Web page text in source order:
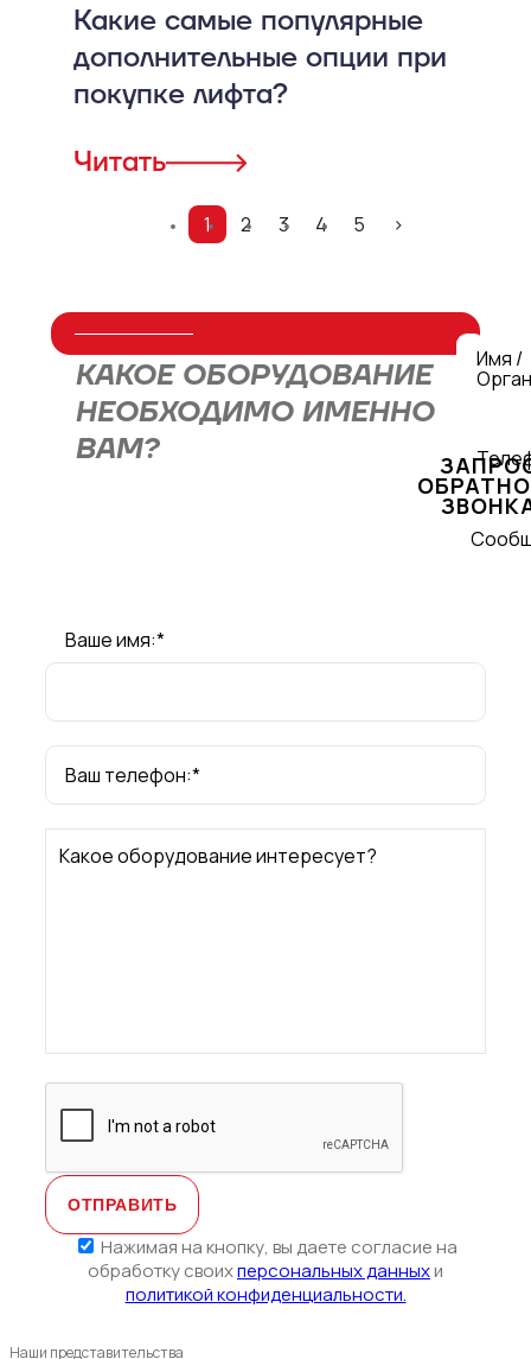
Какие самые популярные
дополнительные опции при
покупке лифта?
Читать
1 2 3 4 5 >
КАКОЕ ОБОРУДОВАНИЕ
НЕОБХОДИМО ИМЕННО
ВАМ?
оптимальное решение!
Имя /
ОТПРАВИТЬ
Ваше имя:*
Ваш телефон:*
Какое оборудование интересует?
Нажимая на кнопку, вы даете согласие на
обработку своихперсональных данныхи
политикой конфиденциальности.
Наши представительства